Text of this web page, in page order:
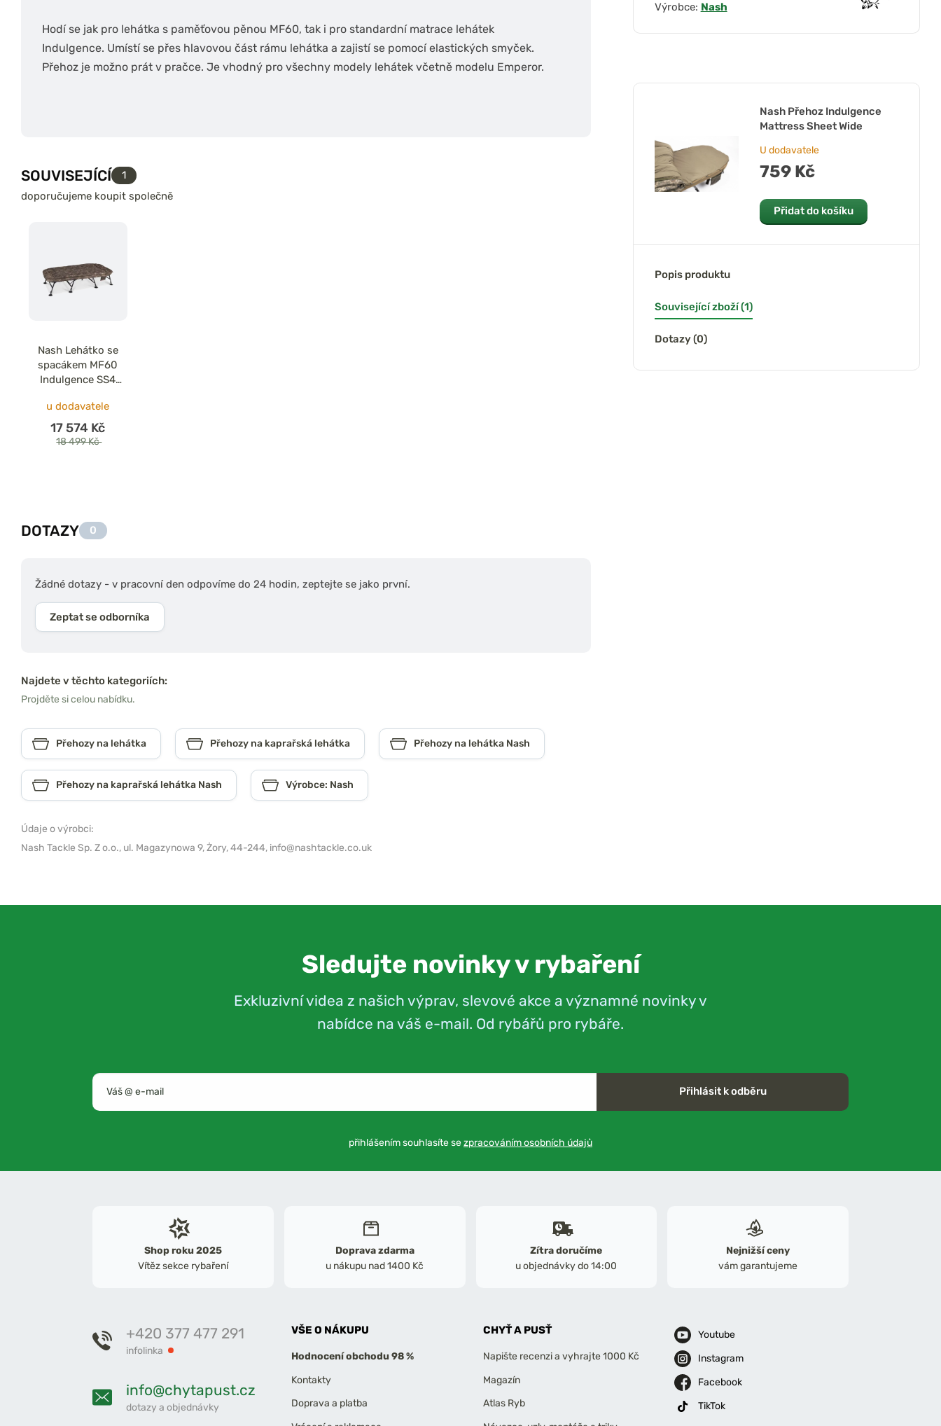
Hodí se jak pro lehátka s paměťovou pěnou MF60, tak i pro standardní matrace lehátek
Indulgence. Umístí se přes hlavovou část rámu lehátka a zajistí se pomocí elastických smyček.
Přehoz je možno prát v pračce. Je vhodný pro všechny modely lehátek včetně modelu Emperor.
SOUVISEJÍCÍ
1
doporučujeme koupit společně
Nash Lehátko se
spacákem MF60
Indulgence SS4
Sleep System Mk II
u dodavatele
17 574 Kč
18 499 Kč
DOTAZY 0
Žádné dotazy - v pracovní den odpovíme do 24 hodin, zeptejte se jako první.
Zeptat se odborníka
Najdete v těchto kategoriích:
Projděte si celou nabídku.
Přehozy na lehátka Přehozy na kaprařská lehátka Přehozy na lehátka Nash
Přehozy na kaprařská lehátka Nash Výrobce: Nash
Údaje o výrobci:
Nash Tackle Sp. Z o.o., ul. Magazynowa 9, Żory, 44-244, info@nashtackle.co.uk
Výrobce: Nash
Nash Přehoz Indulgence
Mattress Sheet Wide
U dodavatele
759 Kč
Přidat do košíku
Popis produktu
Související zboží (1)
Dotazy (0)
Sledujte novinky v rybaření
Exkluzivní videa z našich výprav, slevové akce a významné novinky v
nabídce na váš e-mail. Od rybářů pro rybáře.
Přihlásit k odběru
přihlášením souhlasíte sezpracováním osobních údajů
Shop roku 2025
Vítěz sekce rybaření
Doprava zdarma
u nákupu nad 1400 Kč
Zítra doručíme
u objednávky do 14:00
Nejnižší ceny
vám garantujeme
+420 377 477 291
infolinka
info@chytapust.cz
dotazy a objednávky
VŠE O NÁKUPU
Hodnocení obchodu 98 %
Kontakty
Doprava a platba
CHYŤ A PUSŤ
Napište recenzi a vyhrajte 1000 Kč
Magazín
Atlas Ryb
Youtube
Instagram
Facebook
TikTok